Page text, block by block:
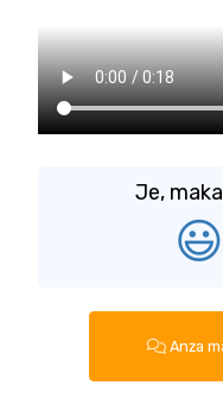
Je,
😃
Anza